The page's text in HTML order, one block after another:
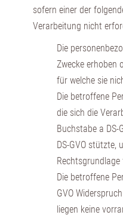
sofern einer der
Verarbeitung nicht
Die
Zwecke erhoben
für welche sie
Die betroffene
die sich die
Buchstabe a
DS-GVO stützte,
Die betroffene
GVO
liegen keine